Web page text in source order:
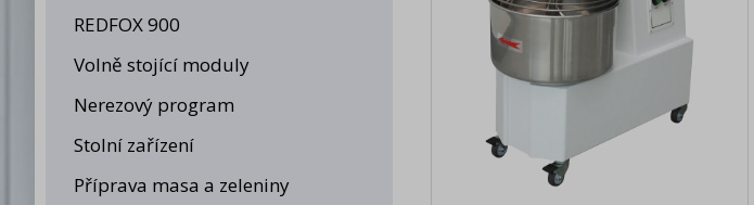
REDFOX 900
Volně stojící moduly
Nerezový program
Stolní zařízení
Příprava masa a zeleniny